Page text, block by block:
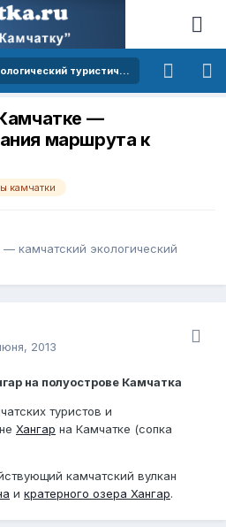
"Толбачик" — камчатский экологический туристический клуб
—
маршрута к
камчатки
камчатский экологический
2013
на полуострове Камчатка
туристов и
Хангар на Камчатке (сопка
камчатский вулкан
и кратерного озера Хангар.